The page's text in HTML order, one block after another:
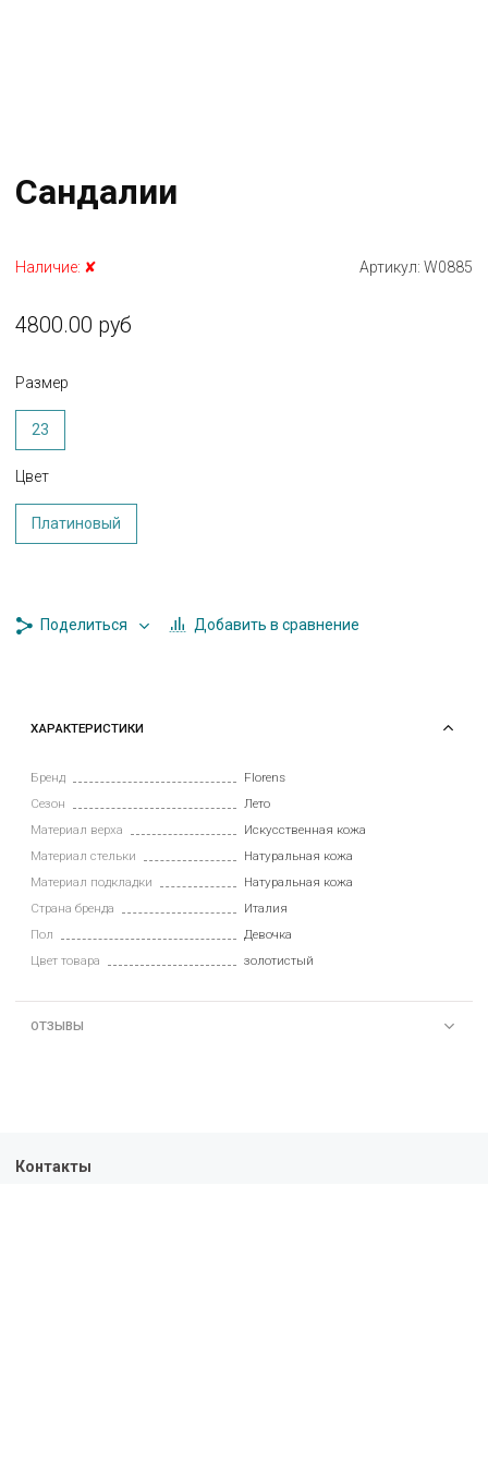
Сандалии
Наличие: ✘ Артикул: W0885
4800.00 руб
Размер
23
Цвет
Платиновый
Поделиться Добавить в сравнение
ХАРАКТЕРИСТИКИ
Бренд
Florens
Сезон
Лето
Материал верха
Искусственная кожа
Материал стельки
Натуральная кожа
Материал подкладки
Натуральная кожа
Страна бренда
Италия
Пол
Девочка
Цвет товара
золотистый
ОТЗЫВЫ
Контакты